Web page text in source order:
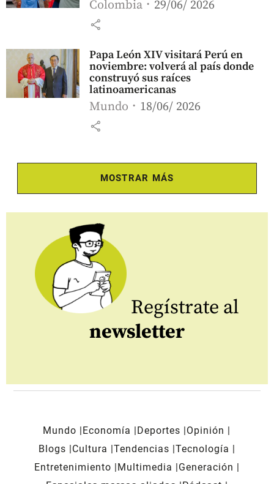
Colombia 29/06/ 2026
share
Papa León XIV visitará Perú en
noviembre: volverá al país donde
construyó sus raíces
latinoamericanas
Mundo 18/06/ 2026
share
MOSTRAR MÁS
Regístrate al
newsletter
Mundo Economía Deportes
Opinión
Blogs
Cultura Tendencias Tecnología
Entretenimiento
Multimedia
Generación